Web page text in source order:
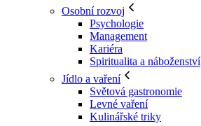
Osobní rozvoj
Psychologie
Management
Kariéra
Spiritualita a náboženství
Jídlo a vaření
Světová gastronomie
Levné vaření
Kulinářské triky